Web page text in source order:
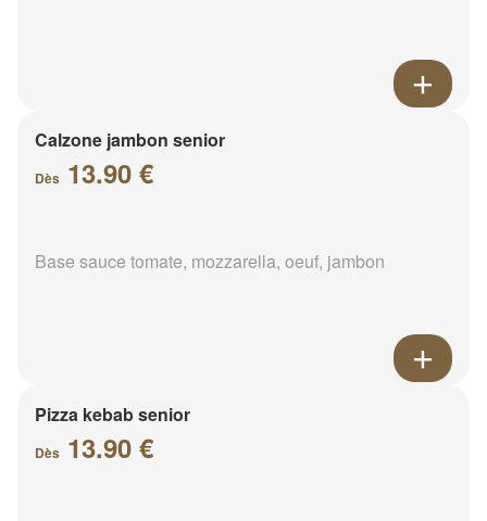
Calzone jambon senior
Dès 13.90 €
Base sauce tomate, mozzarella, oeuf, jambon
Pizza kebab senior
Dès 13.90 €